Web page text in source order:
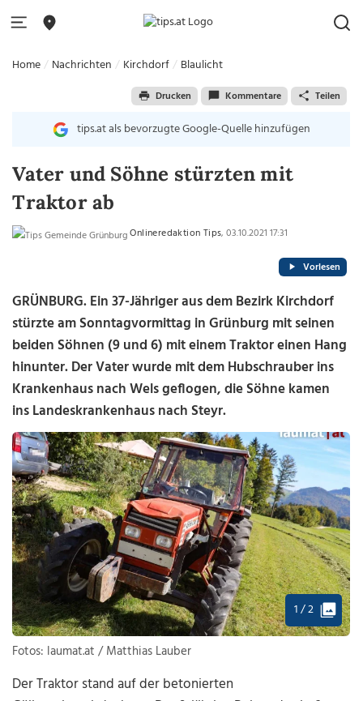
Home Nachrichten Kirchdorf Blaulicht
Drucken Kommentare Teilen
tips.at als bevorzugte Google-Quelle hinzufügen
Vater und Söhne stürzten mit
Traktor ab
Onlineredaktion Tips, 03.10.2021 17:31
Vorlesen
GRÜNBURG. Ein 37-Jähriger aus dem Bezirk Kirchdorf
stürzte am Sonntagvormittag in Grünburg mit seinen
beiden Söhnen (9 und 6) mit einem Traktor einen Hang
hinunter. Der Vater wurde mit dem Hubschrauber ins
Krankenhaus nach Wels geflogen, die Söhne kamen
ins Landeskrankenhaus nach Steyr.
1 / 2
Fotos: laumat.at / Matthias Lauber
Der Traktor stand auf der betonierten